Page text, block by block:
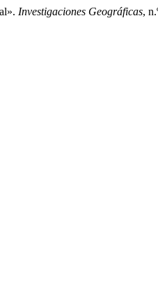
Investigaciones Geográficas,